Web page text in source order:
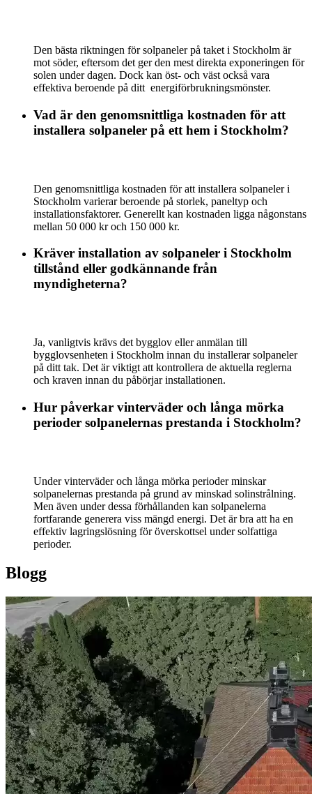
Den bästa riktningen för solpaneler på taket i Stockholm är
mot söder, eftersom det ger den mest direkta exponeringen för
solen under dagen. Dock kan öst- och väst också vara
effektiva beroende på ditt energiförbrukningsmönster.
Vad är den genomsnittliga kostnaden för att
installera solpaneler på ett hem i Stockholm?
Den genomsnittliga kostnaden för att installera solpaneler i
Stockholm varierar beroende på storlek, paneltyp och
installationsfaktorer. Generellt kan kostnaden ligga någonstans
mellan 50 000 kr och 150 000 kr.
Kräver installation av solpaneler i Stockholm
tillstånd eller godkännande från
myndigheterna?
Ja, vanligtvis krävs det bygglov eller anmälan till
bygglovsenheten i Stockholm innan du installerar solpaneler
på ditt tak. Det är viktigt att kontrollera de aktuella reglerna
och kraven innan du påbörjar installationen.
Hur påverkar vinterväder och långa mörka
perioder solpanelernas prestanda i Stockholm?
Under vinterväder och långa mörka perioder minskar
solpanelernas prestanda på grund av minskad solinstrålning.
Men även under dessa förhållanden kan solpanelerna
fortfarande generera viss mängd energi. Det är bra att ha en
effektiv lagringslösning för överskottsel under solfattiga
perioder.
Blogg